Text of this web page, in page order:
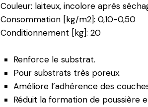
Couleur: laiteux, incolore après
Consommation [kg/m2]: 0,10-0,50
Conditionnement [kg]: 20
Renforce le substrat.
Pour substrats très poreux.
Améliore l’adhérence des
Réduit la formation de poussière